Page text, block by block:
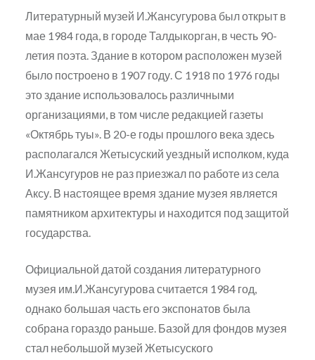
Литературный музей И.Жансугурова был открыт в
мае 1984 года, в городе Талдыкорган, в честь 90-
летия поэта. Здание в котором расположен музей
было построено в 1907 году. С 1918 по 1976 годы
это здание использовалось различными
организациями, в том числе редакцией газеты
«Октябрь туы». В 20-е годы прошлого века здесь
располагался Жетысуский уездный исполком, куда
И.Жансугуров не раз приезжал по работе из села
Аксу. В настоящее время здание музея является
памятником архитектуры и находится под защитой
государства.
Официальной датой создания литературного
музея им.И.Жансугурова считается 1984 год,
однако большая часть его экспонатов была
собрана гораздо раньше. Базой для фондов музея
стал небольшой музей Жетысуского